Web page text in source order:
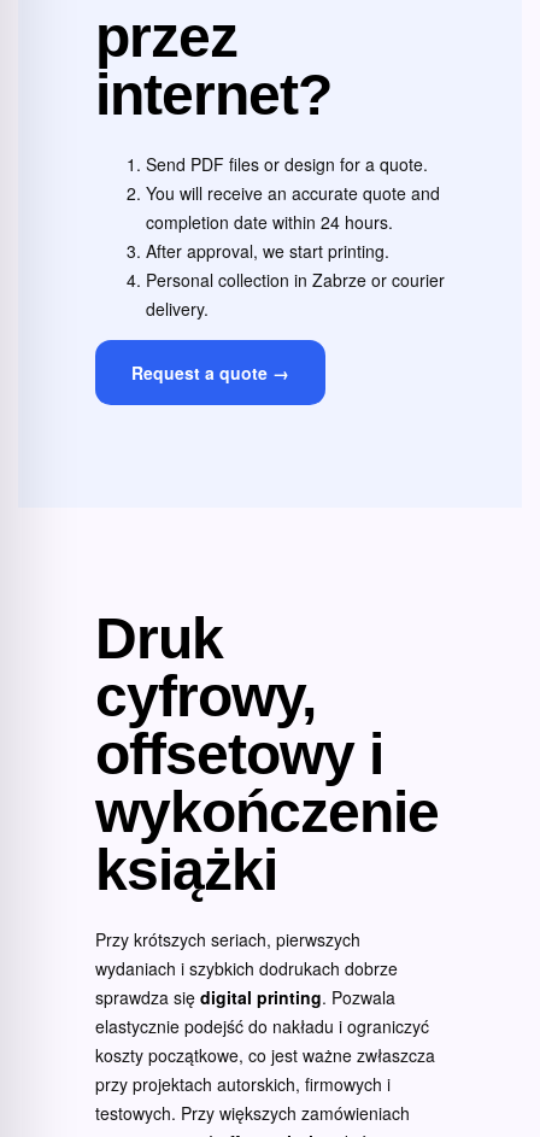
przez
internet?
Send PDF files or design for a quote.
You will receive an accurate quote and
completion date within 24 hours.
After approval, we start printing.
Personal collection in Zabrze or courier
delivery.
Request a quote →
Druk
cyfrowy,
offsetowy i
wykończenie
książki
Przy krótszych seriach, pierwszych
wydaniach i szybkich dodrukach dobrze
sprawdza się digital printing. Pozwala
elastycznie podejść do nakładu i ograniczyć
koszty początkowe, co jest ważne zwłaszcza
przy projektach autorskich, firmowych i
testowych. Przy większych zamówieniach